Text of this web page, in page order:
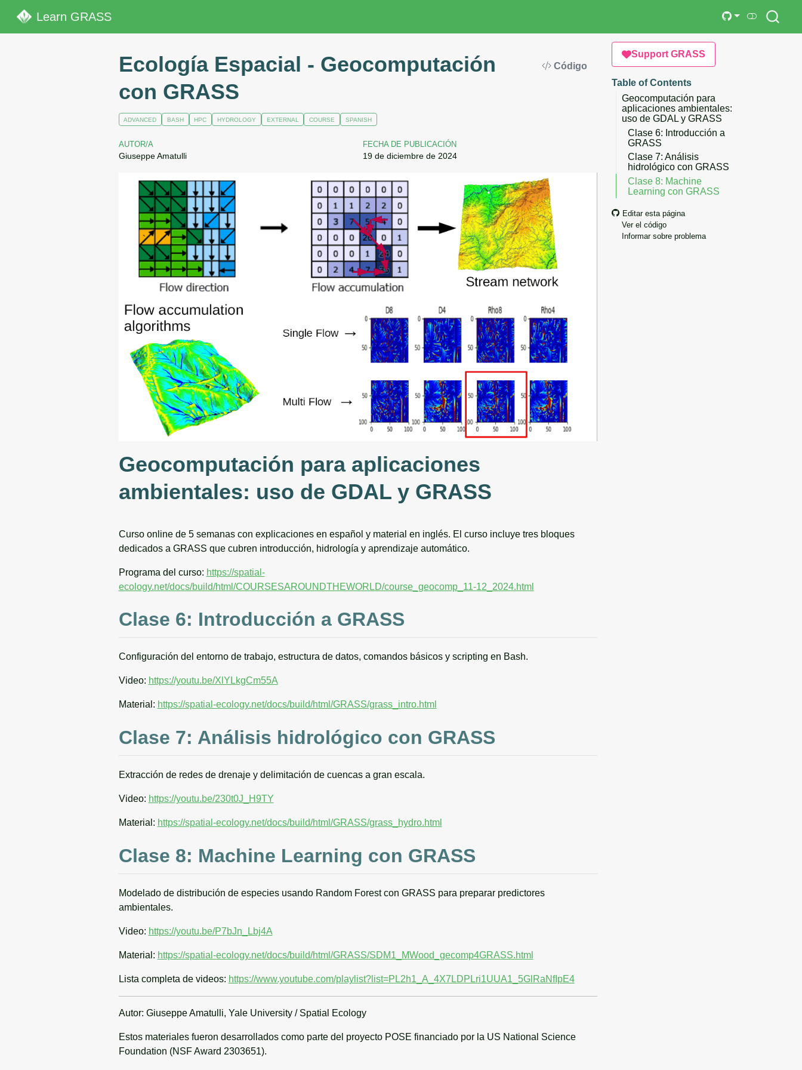
Learn GRASS
Support GRASS
Table of Contents
Geocomputación para
aplicaciones ambientales:
uso de GDAL y GRASS
Clase 6: Introducción a
GRASS
Clase 7: Análisis
hidrológico con GRASS
Clase 8: Machine
Learning con GRASS
Editar esta página
Ver el código
Informar sobre problema
Ecología Espacial - Geocomputación
con GRASS
Código
ADVANCED BASH HPC HYDROLOGY EXTERNAL COURSE SPANISH
AUTOR/A
Giuseppe Amatulli
FECHA DE PUBLICACIÓN
19 de diciembre de 2024
Geocomputación para aplicaciones
ambientales: uso de GDAL y GRASS
Curso online de 5 semanas con explicaciones en español y material en inglés. El curso incluye tres bloques
dedicados a GRASS que cubren introducción, hidrología y aprendizaje automático.
Programa del curso: https://spatial-
ecology.net/docs/build/html/COURSESAROUNDTHEWORLD/course_geocomp_11-12_2024.html
Clase 6: Introducción a GRASS
Configuración del entorno de trabajo, estructura de datos, comandos básicos y scripting en Bash.
Video: https://youtu.be/XlYLkgCm55A
Material: https://spatial-ecology.net/docs/build/html/GRASS/grass_intro.html
Clase 7: Análisis hidrológico con GRASS
Extracción de redes de drenaje y delimitación de cuencas a gran escala.
Video: https://youtu.be/230t0J_H9TY
Material: https://spatial-ecology.net/docs/build/html/GRASS/grass_hydro.html
Clase 8: Machine Learning con GRASS
Modelado de distribución de especies usando Random Forest con GRASS para preparar predictores
ambientales.
Video: https://youtu.be/P7bJn_Lbj4A
Material: https://spatial-ecology.net/docs/build/html/GRASS/SDM1_MWood_gecomp4GRASS.html
Lista completa de videos: https://www.youtube.com/playlist?list=PL2h1_A_4X7LDPLri1UUA1_5GlRaNfIpE4
Autor: Giuseppe Amatulli, Yale University / Spatial Ecology
Estos materiales fueron desarrollados como parte del proyecto POSE financiado por la US National Science
Foundation (NSF Award 2303651).